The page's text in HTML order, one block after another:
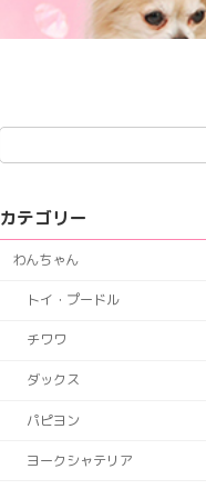
カテゴリー
わんちゃん
トイ・プードル
チワワ
ダックス
パピヨン
ヨークシャテリア